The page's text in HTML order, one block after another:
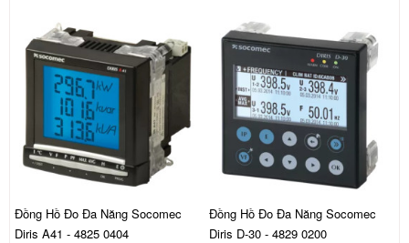
Đồng Hồ Đo Đa Năng Socomec
Diris A41 - 4825 0404
Đồng Hồ Đo Đa Năng Socomec
Diris D-30 - 4829 0200